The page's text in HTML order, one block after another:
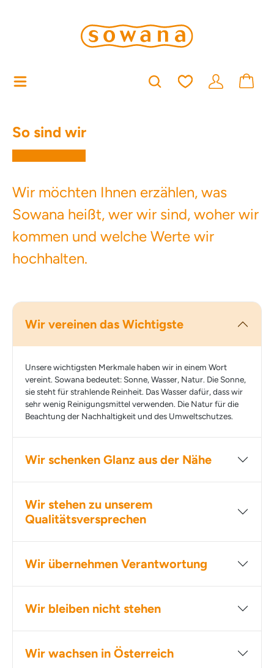
Du hast 0
So sind wir
Wir möchten Ihnen erzählen, was
Sowana heißt, wer wir sind, woher wir
kommen und welche Werte wir
hochhalten.
Wir vereinen das Wichtigste
Unsere wichtigsten Merkmale haben wir in einem Wort
vereint. Sowana bedeutet: Sonne, Wasser, Natur. Die Sonne,
sie steht für strahlende Reinheit. Das Wasser dafür, dass wir
sehr wenig Reinigungsmittel verwenden. Die Natur für die
Beachtung der Nachhaltigkeit und des Umweltschutzes.
Wir schenken Glanz aus der Nähe
Wir stehen zu unserem
Qualitätsversprechen
Wir übernehmen Verantwortung
Wir bleiben nicht stehen
Wir wachsen in Österreich